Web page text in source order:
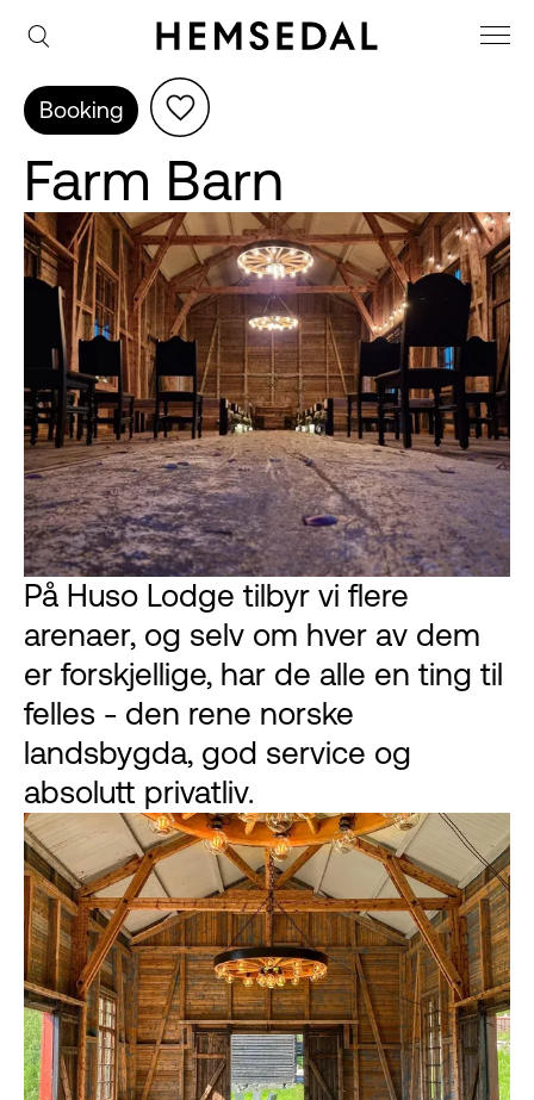
Booking
Farm Barn
På Huso Lodge tilbyr vi flere
arenaer, og selv om hver av dem
er forskjellige, har de alle en ting til
felles - den rene norske
landsbygda, god service og
absolutt privatliv.